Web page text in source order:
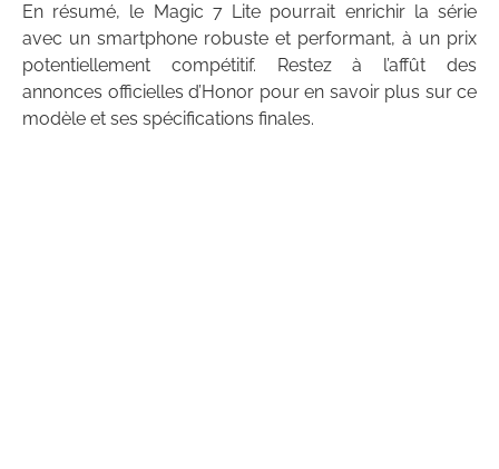
En résumé, le Magic 7 Lite pourrait enrichir la série
avec un smartphone robuste et performant, à un prix
potentiellement compétitif. Restez à l’affût des
annonces officielles d’Honor pour en savoir plus sur ce
modèle et ses spécifications finales.